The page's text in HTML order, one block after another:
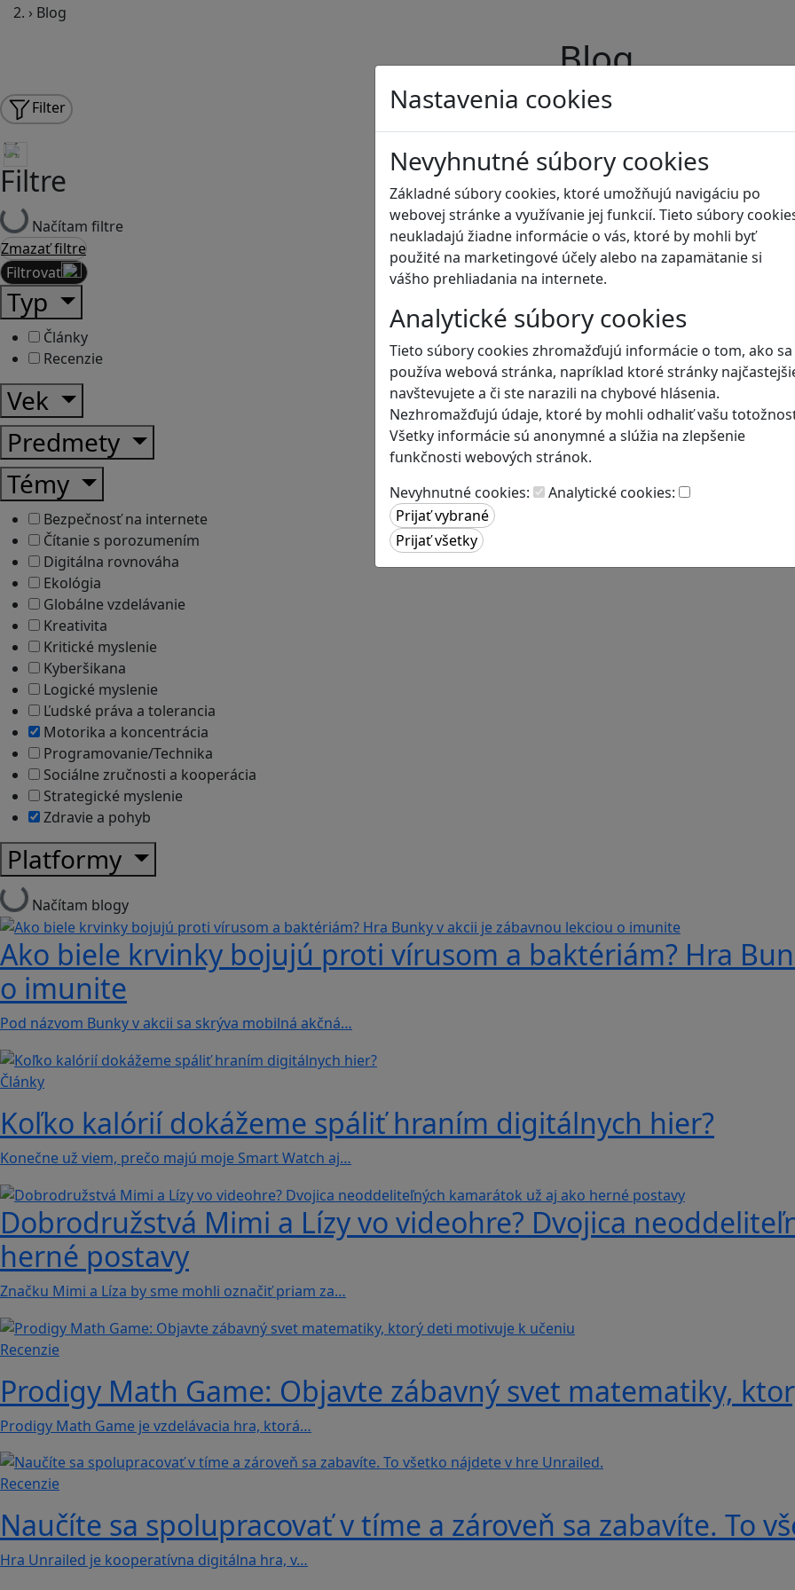
Nastavenia cookies
Nevyhnutné súbory cookies
Základné súbory cookies, ktoré umožňujú navigáciu po
webovej stránke a využívanie jej funkcií. Tieto súbory
neukladajú žiadne informácie o vás, ktoré by mohli byť
použité na marketingové účely alebo na zapamätanie si
vášho prehliadania na internete.
Analytické súbory cookies
Tieto súbory cookies zhromažďujú informácie o tom, ako sa
používa webová stránka, napríklad ktoré stránky
navštevujete a či ste narazili na chybové hlásenia.
Nezhromažďujú údaje, ktoré by mohli odhaliť vašu
Všetky informácie sú anonymné a slúžia na zlepšenie
funkčnosti webových stránok.
Nevyhnutné cookies:
Analytické cookies:
› Blog
Blog
Filter
Filtre
Načítam filtre
Zmazať filtre
Filtrovať
Typ
Články
Recenzie
Vek
Predmety
Témy
Bezpečnosť na internete
Čítanie s porozumením
Digitálna rovnováha
Ekológia
Globálne vzdelávanie
Kreativita
Kritické myslenie
Kyberšikana
Logické myslenie
Ľudské práva a tolerancia
Motorika a koncentrácia
Programovanie/Technika
Sociálne zručnosti a kooperácia
Strategické myslenie
Zdravie a pohyb
Platformy
Načítam blogy
Ako biele krvinky bojujú proti vírusom a baktériám? Hra
o imunite
Pod názvom Bunky v akcii sa skrýva mobilná akčná…
Články
Koľko kalórií dokážeme spáliť hraním digitálnych hier?
Konečne už viem, prečo majú moje Smart Watch aj…
Dobrodružstvá Mimi a Lízy vo videohre? Dvojica
herné postavy
Značku Mimi a Líza by sme mohli označiť priam za…
Recenzie
Prodigy Math Game: Objavte zábavný svet matematiky,
Prodigy Math Game je vzdelávacia hra, ktorá…
Recenzie
Naučíte sa spolupracovať v tíme a zároveň sa zabavíte. To
Hra Unrailed je kooperatívna digitálna hra, v…